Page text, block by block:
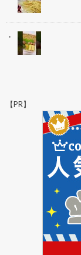
【PR】